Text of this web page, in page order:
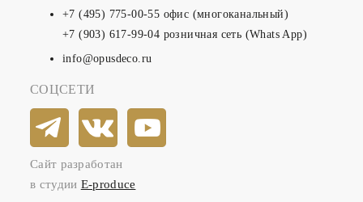
+7 (495) 775-00-55 офис (многоканальный)
+7 (903) 617-99-04 розничная сеть (Whats App)
info@opusdeco.ru
СОЦСЕТИ
Сайт разработан
в студии E-produce